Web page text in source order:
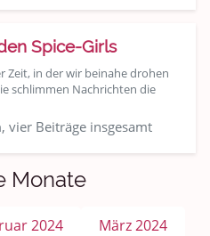
Spice-Girls
Zeit, in der wir beinahe drohen
schlimmen Nachrichten die
, vier Beiträge insgesamt
Monate
2024
März 2024